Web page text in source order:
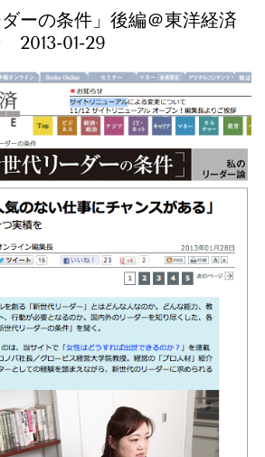
ーの条件」後編＠東洋経済
2013-01-29